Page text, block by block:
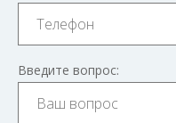
Введите вопрос: